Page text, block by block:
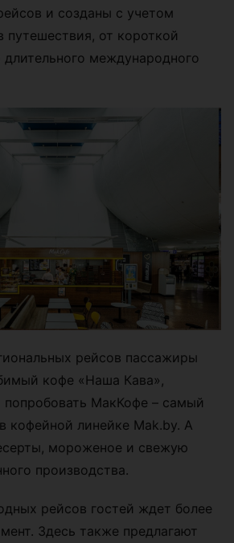
и созданы с учетом
путешествия, от короткой
международного
рейсов пассажиры
кофе «Наша Кава»,
попробовать МакКофе – самый
кофейной линейке Mak.by. А
мороженое и свежую
производства.
рейсов гостей ждет более
Здесь также предлагают